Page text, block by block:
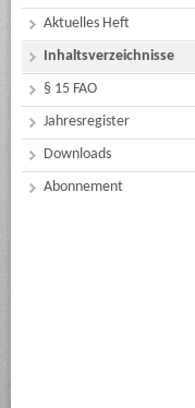
Aktuelles Heft
Inhaltsverzeichnisse
§ 15 FAO
Jahresregister
Downloads
Abonnement